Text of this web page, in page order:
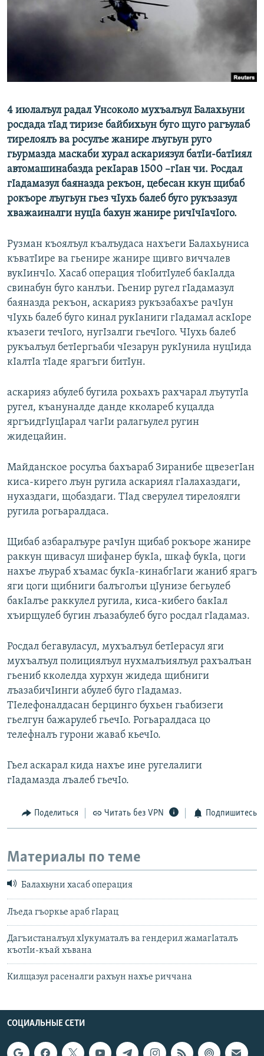
РАСПИСАНИЕ ВЕЩАНИЯ
ПОДПИШИТЕСЬ НА РАССЫЛКУ
Все сайты РСЕ/РС
4 июлалъул радал Унсоколо мухъалъул Балахьуни
росдада тIад тиризе байбихьун буго щуго рагъулаб
тирелоялъ ва росулъе жанире лъугьун руго
гьурмазда маскаби хурал аскариязул батIи-батIиял
автомашинабазда рекIарав 1500 –гIан чи. Росдал
гIадамазул баяназда рекъон, цебесан ккун щибаб
рокъоре лъугьун гьез чIухь балеб буго рукъзазул
хважаиналги нуцIа бахун жанире ричIчIачIого.
Рузман къоялъул къалъудаса нахъеги Балахьуниса
къватIире ва гьенире жанире щивго виччалев
вукIинчIо. Хасаб операция тIобитIулеб бакIалда
свинабун буго канлъи. Гьенир ругел гIадамазул
баяназда рекъон, аскарияз рукъзабахъе рачIун
чIухь балеб буго кинал рукIаниги гIадамал аскIоре
къазеги течIого, нугIзалги гьечIого. ЧIухь балеб
рукъалъул бетIергьаби чIезарун рукIунила нуцIида
кIалтIа тIаде ярагъги битIун.
аскарияз абулеб бугила рохьахъ рахчарал лъутутIа
ругел, къануналде данде кколареб куцалда
яргъидгIуцIарал чагIи ралагьулел ругин
жидецайин.
Майданское росулъа бахъараб Зиранибе щвезегIан
киса-кирего лъун ругила аскариял гIалахаздаги,
нухаздаги, щобаздаги. ТIад сверулел тирелоялги
ругила рогьаралдаса.
Щибаб азбаралъуре рачIун щибаб рокъоре жанире
раккун щивасул шифанер букIа, шкаф букIа, цоги
нахъе лъураб хъамас букIа-кинабгIаги жаниб ярагъ
яги цоги щибниги балъголъи цIунизе бегьулеб
бакIалъе раккулел ругила, киса-кибего бакIал
хъирщулеб бугин лъазабулеб буго росдал гIадамаз.
Росдал бегавуласул, мухъалъул бетIерасул яги
мухъалъул полициялъул нухмалъиялъул рахъалъан
гьениб кколелда хурхун жидеда щибниги
лъазабичIинги абулеб буго гIадамаз.
ТIелефоналдасан берцинго бухьен гьабизеги
гьелгун бажарулеб гьечIо. Рогьаралдаса цо
телефналъ гурони жаваб кьечIо.
Гьел аскарал кида нахъе ине ругелалиги
гIадамазда лъалеб гьечIо.
Поделиться Читать без VPN Подпишитесь
Материалы по теме
Балахьуни хасаб операция
Лъеда гъоркье араб гIарац
Дагъистаналъул хIукуматалъ ва гендерил жамагIаталъ
къотIи-къай хъвана
Килщазул расеналги рахъун нахъе риччана
СОЦИАЛЬНЫЕ СЕТИ